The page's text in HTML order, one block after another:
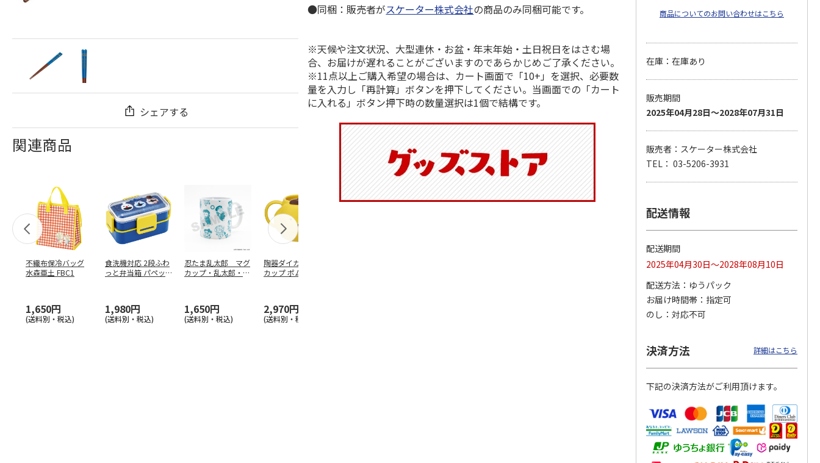
シェアする
関連商品
不織布保冷バッグ
水森亜土 FBC1
1,650円
(送料別・税込)
食洗機対応 2段ふわ
っと弁当箱 パペッ
1,980円
(送料別・税込)
忍たま乱太郎 マグ
カップ・乱太郎・き
1,650円
(送料別・税込)
陶器ダイカットマグ
カップ ポムポムプ
2,970円
(送料別・税込)
マスコット付箸・箸
支箸 ポムポムプ…
1,320円
(送料別・税込)
八角形ステンレスマ
●同梱：販売者がスケーター株式会社の商品のみ同梱可能です。
※天候や注文状況、大型連休・お盆・年末年始・土日祝日をはさむ場
合、お届けが遅れることがございますのであらかじめご了承ください。
※11点以上ご購入希望の場合は、カート画面で「10+」を選択、必要数
量を入力し「再計算」ボタンを押下してください。当画面での「カート
に入れる」ボタン押下時の数量選択は1個で結構です。
商品についてのお問い合わせはこちら
在庫：在庫あり
販売期間
2025年04月28日～2028年07月31日
販売者：スケーター株式会社
TEL： 03-5206-3931
配送情報
配送期間
2025年04月30日～2028年08月10日
配送方法
ゆうパック
お届け時間帯
指定可
のし
対応不可
決済方法 詳細はこちら
下記の決済方法がご利用頂けます。